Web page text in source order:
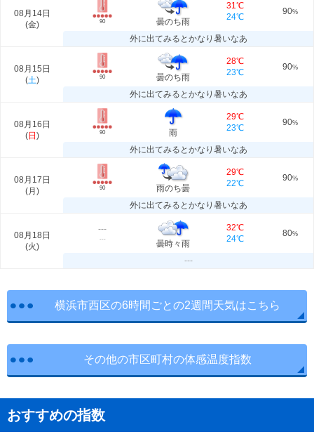
08月14日
(金) 90 曇のち雨
31℃
24℃
90%
外に出てみるとかなり暑いなあ
08月15日
(土) 90 曇のち雨
28℃
23℃
90%
外に出てみるとかなり暑いなあ
08月16日
(日 ) 90 雨
29℃
23℃
90%
外に出てみるとかなり暑いなあ
08月17日
(月 ) 90 雨のち曇
29℃
22℃
90%
外に出てみるとかなり暑いなあ
08月18日
(火)
---
---
曇時々雨
32℃
24℃
80%
---
横浜市西区の6時間ごとの2週間天気はこちら
その他の市区町村の体感温度指数
おすすめの指数